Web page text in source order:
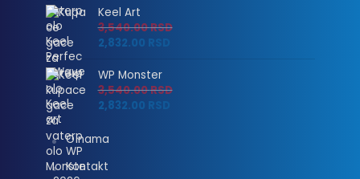
Keel Art
3,540.00RSD
2,832.00 RSD
WP Monster
3,540.00RSD
2,832.00 RSD
O nama
Kontakt